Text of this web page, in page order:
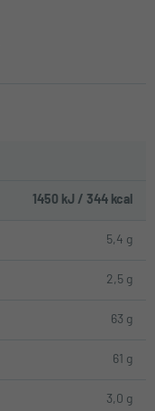
1450 kJ / 344 kcal
5,4 g
2,5 g
63 g
61 g
3,0 g